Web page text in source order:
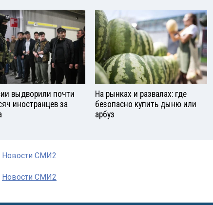
выдворили почти
иностранцев за
На рынках и развалах: где
безопасно купить дыню или
арбуз
Новости СМИ2
Новости СМИ2